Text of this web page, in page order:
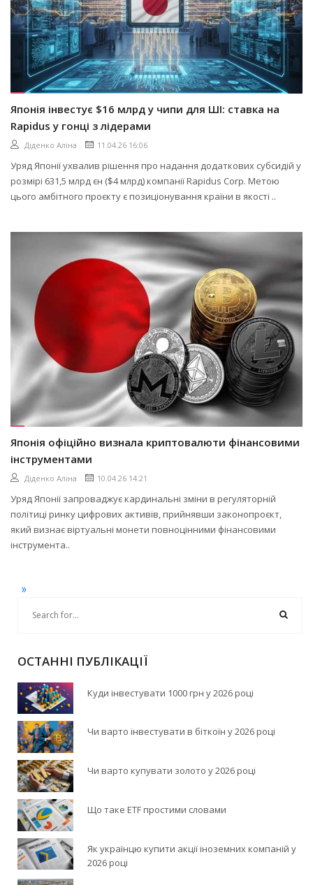
Японія інвестує $16 млрд у чипи для ШІ: ставка на
Rapidus у гонці з лідерами
Діденко Аліна 11.04.26 16:06
Уряд Японії ухвалив рішення про надання додаткових субсидій у
розмірі 631,5 млрд єн ($4 млрд) компанії Rapidus Corp. Метою
цього амбітного проєкту є позиціонування країни в якості ..
Японія офіційно визнала криптовалюти фінансовими
інструментами
Діденко Аліна 10.04.26 14:21
Уряд Японії запроваджує кардинальні зміни в регуляторній
політиці ринку цифрових активів, прийнявши законопроєкт,
який визнає віртуальні монети повноцінними фінансовими
інструмента..
»
ОСТАННІ ПУБЛІКАЦІЇ
Куди інвестувати 1000 грн у 2026 році
Чи варто інвестувати в біткоїн у 2026 році
Чи варто купувати золото у 2026 році
Що таке ETF простими словами
Як українцю купити акції іноземних компаній у
2026 році